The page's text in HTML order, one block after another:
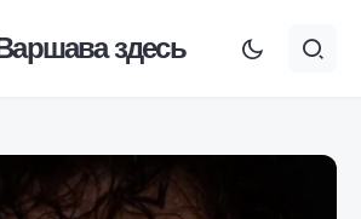
здесь